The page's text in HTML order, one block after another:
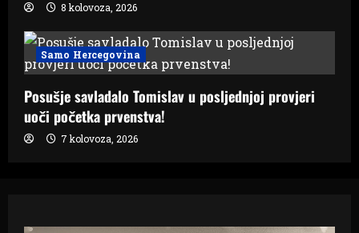
8 kolovoza, 2026
Samo Hercegovina
Posušje savladalo Tomislav u posljednjoj provjeri
uoči početka prvenstva!
7 kolovoza, 2026